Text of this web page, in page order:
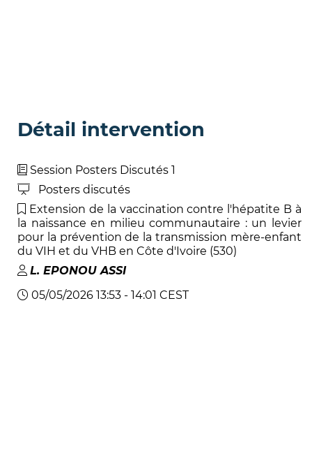
Détail intervention
Session Posters Discutés 1
Posters discutés
Extension de la vaccination contre l'hépatite B à
la naissance en milieu communautaire : un levier
pour la prévention de la transmission mère-enfant
du VIH et du VHB en Côte d'Ivoire (530)
L. EPONOU ASSI
05/05/2026 13:53 - 14:01 CEST